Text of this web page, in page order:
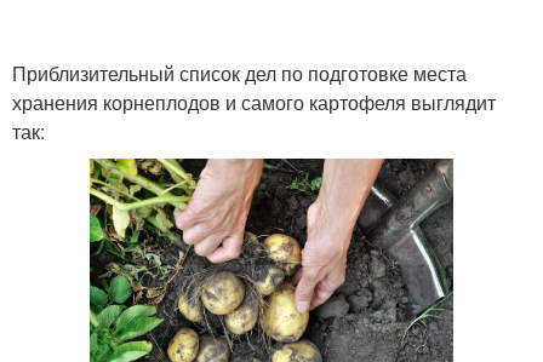
Приблизительный список дел по подготовке места
хранения корнеплодов и самого картофеля выглядит
так: